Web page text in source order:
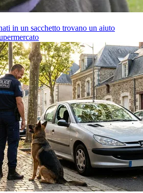
in un sacchetto trovano un aiuto